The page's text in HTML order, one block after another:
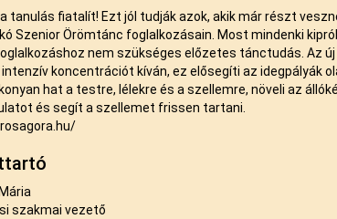
tanulás fiatalít! Ezt jól tudják azok, akik már részt
Szenior Örömtánc foglalkozásain. Most mindenki
nem szükséges előzetes tánctudás. Az új
koncentrációt kíván, ez elősegíti az idegpályák
hat a testre, lélekre és a szellemre, növeli az
és segít a szellemet frissen tartani.
szakmai vezető